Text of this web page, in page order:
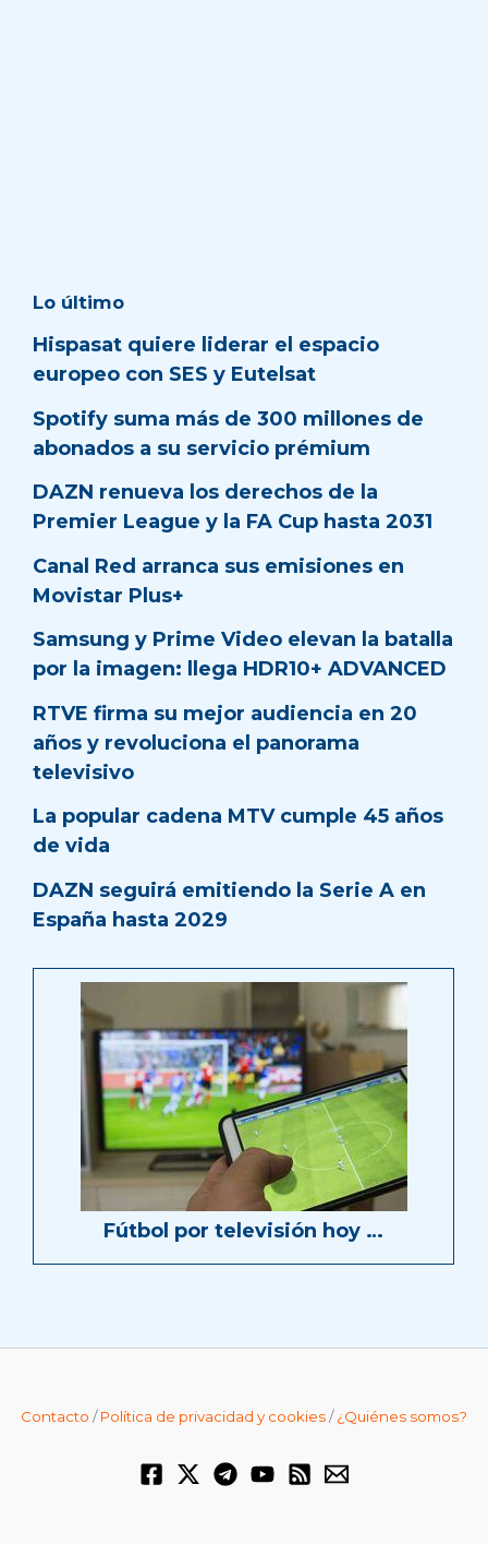
Lo último
Hispasat quiere liderar el espacio
europeo con SES y Eutelsat
Spotify suma más de 300 millones de
abonados a su servicio prémium
DAZN renueva los derechos de la
Premier League y la FA Cup hasta 2031
Canal Red arranca sus emisiones en
Movistar Plus+
Samsung y Prime Video elevan la batalla
por la imagen: llega HDR10+ ADVANCED
RTVE firma su mejor audiencia en 20
años y revoluciona el panorama
televisivo
La popular cadena MTV cumple 45 años
de vida
DAZN seguirá emitiendo la Serie A en
España hasta 2029
Fútbol por televisión hoy …
Contacto /Política de privacidad y cookies/¿Quiénes somos?